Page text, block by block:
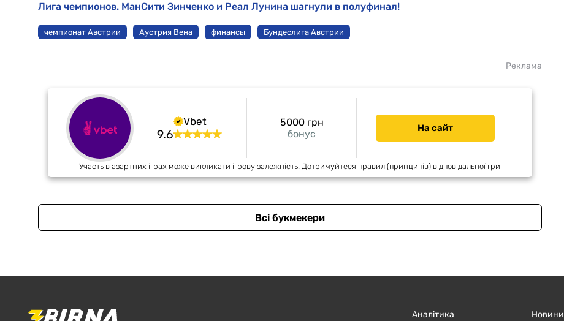
Лига чемпионов. МанСити Зинченко и Реал Лунина шагнули в полуфинал!
чемпионат Австрии Аустрия Вена финансы Бундеслига Австрии
Реклама
Vbet
9.6 бонус
5000 грн На сайт
Участь в азартних іграх може викликати ігрову залежність. Дотримуйтеся правил (принципів) відповідальної гри
Всі букмекери
Аналітика
Новини